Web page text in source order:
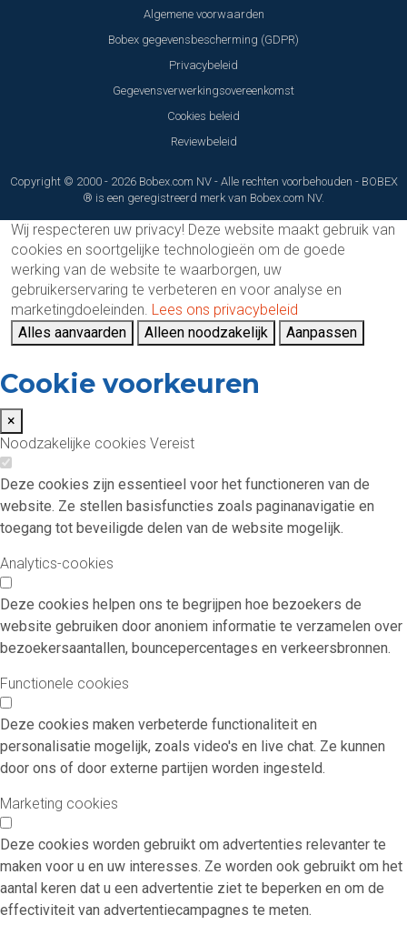
Algemene voorwaarden
Bobex gegevensbescherming (GDPR)
Privacybeleid
Gegevensverwerkingsovereenkomst
Cookies beleid
Reviewbeleid
Copyright © 2000 - 2026 Bobex.com NV - Alle rechten voorbehouden - BOBEX
® is een geregistreerd merk van Bobex.com NV.
Wij respecteren uw privacy! Deze website maakt gebruik van
cookies en soortgelijke technologieën om de goede
werking van de website te waarborgen, uw
gebruikerservaring te verbeteren en voor analyse en
marketingdoeleinden. Lees ons privacybeleid
Alles aanvaarden
Alleen noodzakelijk Aanpassen
Cookie voorkeuren
×
Noodzakelijke cookies Vereist
Deze cookies zijn essentieel voor het functioneren van de
website. Ze stellen basisfuncties zoals paginanavigatie en
toegang tot beveiligde delen van de website mogelijk.
Analytics-cookies
Deze cookies helpen ons te begrijpen hoe bezoekers de
website gebruiken door anoniem informatie te verzamelen over
bezoekersaantallen, bouncepercentages en verkeersbronnen.
Functionele cookies
Deze cookies maken verbeterde functionaliteit en
personalisatie mogelijk, zoals video's en live chat. Ze kunnen
door ons of door externe partijen worden ingesteld.
Marketing cookies
Deze cookies worden gebruikt om advertenties relevanter te
maken voor u en uw interesses. Ze worden ook gebruikt om het
aantal keren dat u een advertentie ziet te beperken en om de
effectiviteit van advertentiecampagnes te meten.